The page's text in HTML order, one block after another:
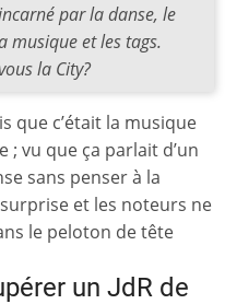
par la danse, le
musique et les tags.
la City?
que c’était la musique
vu que ça parlait d’un
sans penser à la
et les noteurs ne
le peloton de tête
un JdR de